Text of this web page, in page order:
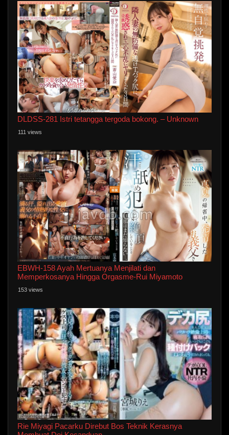
DLDSS-281 Istri tetangga tergoda bokong. – Unknown
111 views
EBWH-158 Ayah Mertuanya Menjilati dan
Memperkosanya Hingga Orgasme-Rui Miyamoto
153 views
Rie Miyagi Pacarku Direbut Bos Teknik Kerasnya